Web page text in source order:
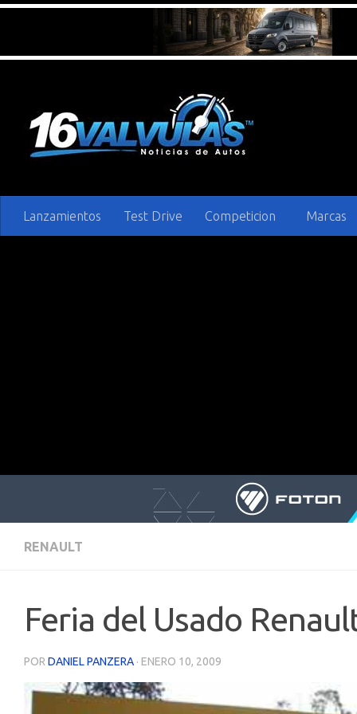
Lanzamientos Test Drive Competicion Marcas
RENAULT
Feria del Usado
POR DANIEL PANZERA · ENERO 10, 2009